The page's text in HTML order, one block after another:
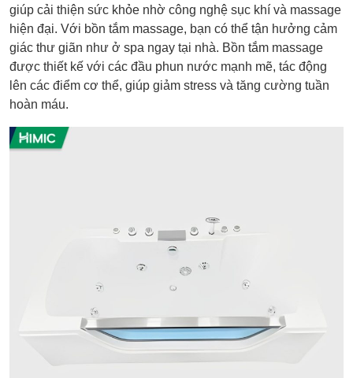
giúp cải thiện sức khỏe nhờ công nghệ sục khí và massage
hiện đại. Với bồn tắm massage, bạn có thể tận hưởng cảm
giác thư giãn như ở spa ngay tại nhà. Bồn tắm massage
được thiết kế với các đầu phun nước mạnh mẽ, tác động
lên các điểm cơ thể, giúp giảm stress và tăng cường tuần
hoàn máu.